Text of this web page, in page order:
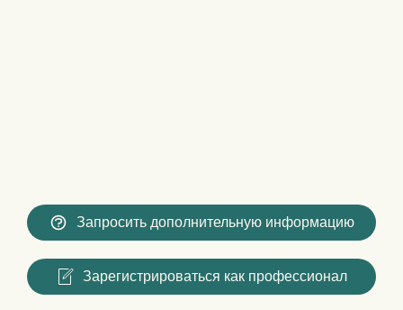
Запросить дополнительную информацию
Зарегистрироваться как профессионал